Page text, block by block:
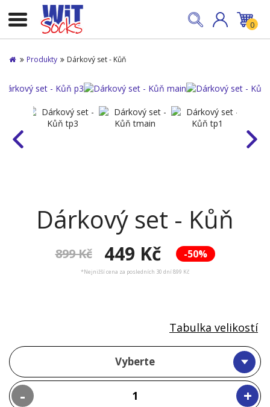
0
Produkty Dárkový set - Kůň
Dárkový set - Kůň
-50%
899 Kč 449 Kč
*Nejnižší cena za posledních 30 dní 899 Kč
Vyberte
- +
Tabulka velikostí